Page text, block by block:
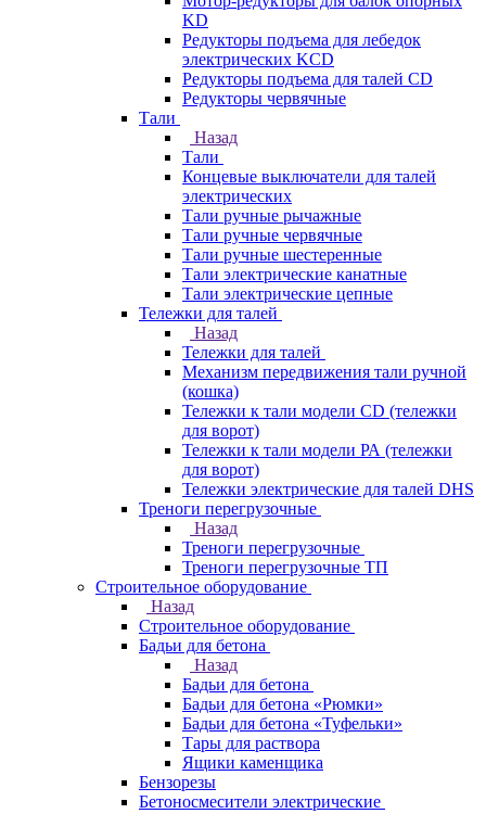
KD
Редукторы подъема для лебедок
электрических KCD
Редукторы подъема для талей CD
Редукторы червячные
Тали
Назад
Тали
Концевые выключатели для талей
электрических
Тали ручные рычажные
Тали ручные червячные
Тали ручные шестеренные
Тали электрические канатные
Тали электрические цепные
Тележки для талей
Назад
Тележки для талей
Механизм передвижения тали ручной
(кошка)
Тележки к тали модели CD (тележки
для ворот)
Тележки к тали модели РА (тележки
для ворот)
Тележки электрические для талей DHS
Треноги перегрузочные
Назад
Треноги перегрузочные
Треноги перегрузочные ТП
Строительное оборудование
Назад
Строительное оборудование
Бадьи для бетона
Назад
Бадьи для бетона
Бадьи для бетона «Рюмки»
Бадьи для бетона «Туфельки»
Тары для раствора
Ящики каменщика
Бензорезы
Бетоносмесители электрические